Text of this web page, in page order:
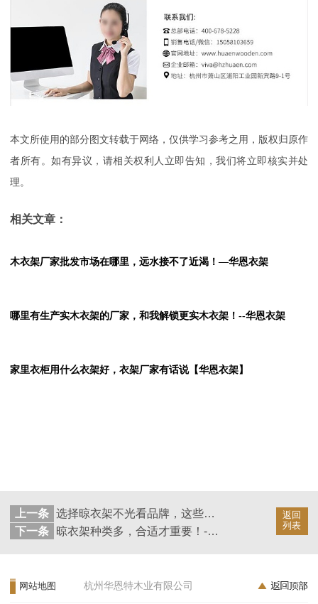
本文所使用的部分图文转载于网络，仅供学习参考之用，版权归原作
者所有。如有异议，请相关权利人立即告知，我们将立即核实并处
理。
相关文章：
木衣架厂家批发市场在哪里，远水接不了近渴！—华恩衣架
哪里有生产实木衣架的厂家，和我解锁更实木衣架！--华恩衣架
家里衣柜用什么衣架好，衣架厂家有话说【华恩衣架】
返回
列表
上一条
选择晾衣架不光看品牌，这些同样重要！--华恩衣架
下一条
晾衣架种类多，合适才重要！--华恩衣架
网站地图 杭州华恩特木业有限公司